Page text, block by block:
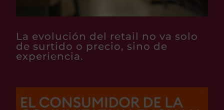
La evolución del retail no va solo
de surtido o precio, sino de
experiencia.